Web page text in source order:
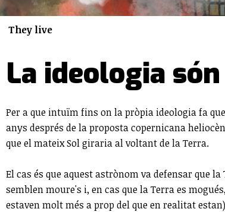
They live
La ideologia
Per a que intuïm fins on la pròpia ideologia fa
anys després de la proposta copernicana
que el mateix Sol giraria al voltant de la Terra.
El cas és que aquest astrònom va defensar que
semblen moure's i, en cas que la Terra es
estaven molt més a prop del que en realitat